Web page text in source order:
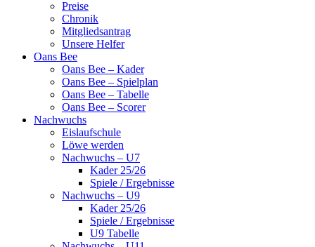
Preise
Chronik
Mitgliedsantrag
Unsere Helfer
Oans Bee
Oans Bee – Kader
Oans Bee – Spielplan
Oans Bee – Tabelle
Oans Bee – Scorer
Nachwuchs
Eislaufschule
Löwe werden
Nachwuchs – U7
Kader 25/26
Spiele / Ergebnisse
Nachwuchs – U9
Kader 25/26
Spiele / Ergebnisse
U9 Tabelle